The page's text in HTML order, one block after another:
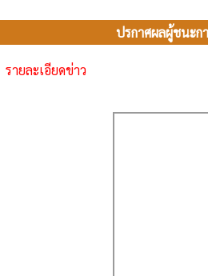
ปรกาศผลผู้ชนะก
รายละเอียดข่าว